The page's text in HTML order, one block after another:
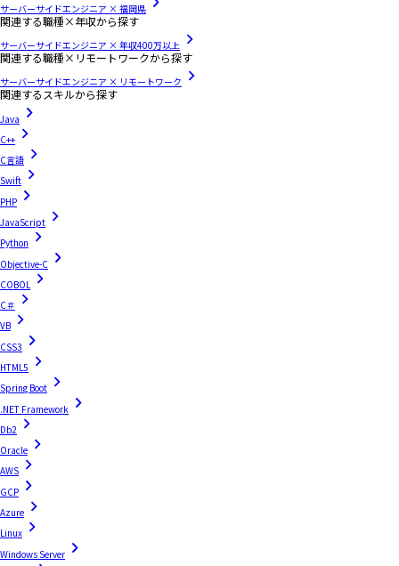
サーバーサイドエンジニア × 福岡県
関連する職種×年収から探す
サーバーサイドエンジニア × 年収400万以上
関連する職種×リモートワークから探す
サーバーサイドエンジニア × リモートワーク
関連するスキルから探す
Java
C++
C言語
Swift
PHP
JavaScript
Python
Objective-C
COBOL
C＃
VB
CSS3
HTML5
Spring Boot
.NET Framework
Db2
Oracle
AWS
GCP
Azure
Linux
Windows Server